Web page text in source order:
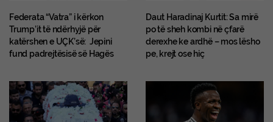
Federata “Vatra” i kërkon
Trump’it të ndërhyjë për
katërshen e UÇK’së: Jepini
fund padrejtësisë së Hagës
Daut Haradinaj Kurtit: Sa mirë
po të sheh kombi në çfarë
derexhe ke ardhë – mos lësho
pe, krejt ose hiç